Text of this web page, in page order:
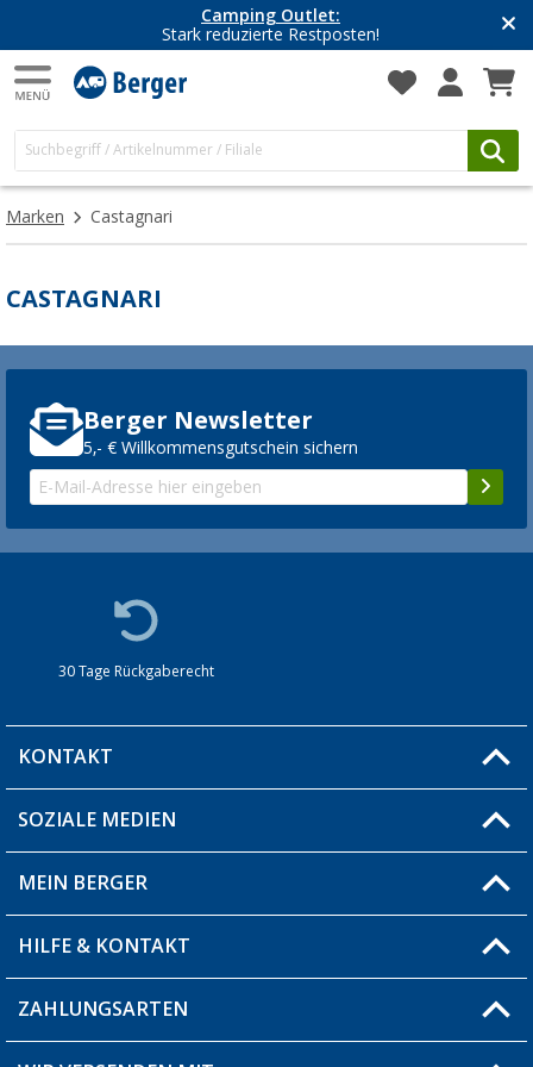
Camping Outlet:
Stark reduzierte Restposten!
Marken Castagnari
CASTAGNARI
Berger Newsletter
5,- € Willkommensgutschein sichern
30 Tage Rückgaberecht
KONTAKT
Du hast eine Frage?
Filiale finden
SOZIALE MEDIEN
MEIN BERGER
Blog
Produkttester
HILFE & KONTAKT
Fragen & Antworten / FAQ
ZAHLUNGSARTEN